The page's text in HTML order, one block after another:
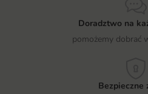
Doradztwo na
pomożemy dobrać
Bezpieczne